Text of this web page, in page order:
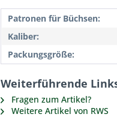
Patronen für Büchsen:
Kaliber:
Packungsgröße:
Weiterführende
Fragen zum Artikel?
Weitere Artikel von RWS